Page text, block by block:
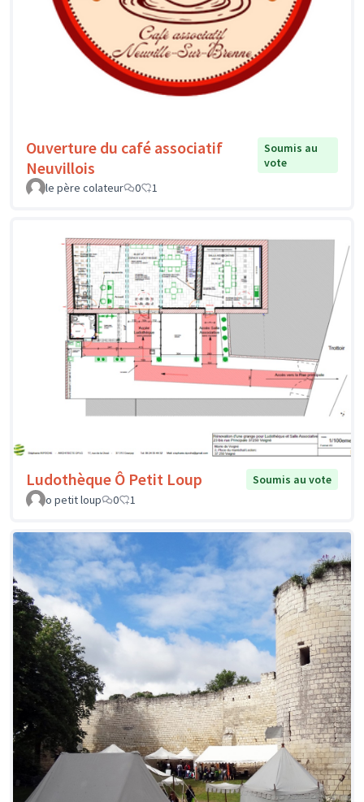
Ouverture du café associatif
Neuvillois
Soumis au
vote
le père colateur
0 1
Ludothèque Ô Petit Loup
Soumis au vote
o petit loup
0 1